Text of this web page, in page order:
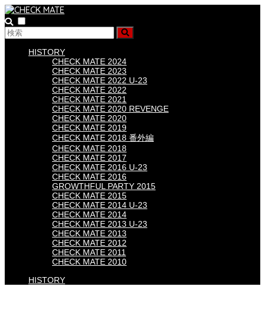
HISTORY
CHECK MATE 2024
CHECK MATE 2023
CHECK MATE 2022 U-23
CHECK MATE 2022
CHECK MATE 2021
CHECK MATE 2020 REVENGE
CHECK MATE 2020
CHECK MATE 2019
CHECK MATE 2018 番外編
CHECK MATE 2018
CHECK MATE 2017
CHECK MATE 2016 U-23
CHECK MATE 2016
GROWTHFUL PARTY 2015
CHECK MATE 2015
CHECK MATE 2014 U-23
CHECK MATE 2014
CHECK MATE 2013 U-23
CHECK MATE 2013
CHECK MATE 2012
CHECK MATE 2011
CHECK MATE 2010
HISTORY